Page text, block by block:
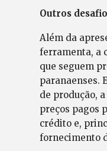
Outros
Além da
ferramenta, a
que seguem
paranaenses.
de produção,
preços pagos
crédito e,
fornecimento